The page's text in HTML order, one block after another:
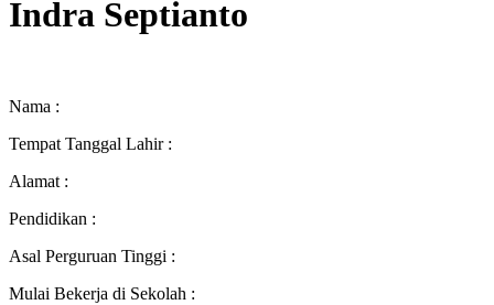
Indra Septianto
Nama :
Tempat Tanggal Lahir :
Alamat :
Pendidikan :
Asal Perguruan Tinggi :
Mulai Bekerja di Sekolah :